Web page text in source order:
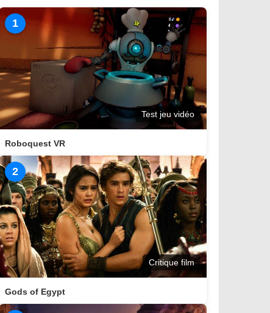
1
Test jeu vidéo
Roboquest VR
2
Critique film
Gods of Egypt